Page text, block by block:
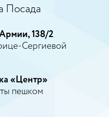
Посада
138/2
Сергиевой
«Центр»
пешком